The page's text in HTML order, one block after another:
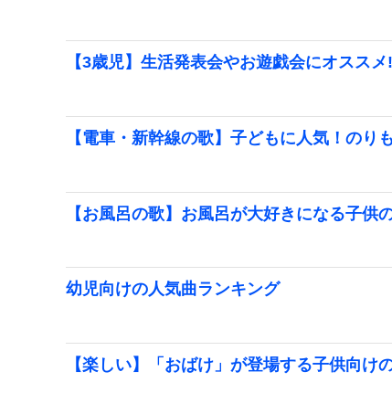
【3歳児】生活発表会やお遊戯会にオスス
【電車・新幹線の歌】子どもに人気！のり
【お風呂の歌】お風呂が大好きになる子供
幼児向けの人気曲ランキング
【楽しい】「おばけ」が登場する子供向け